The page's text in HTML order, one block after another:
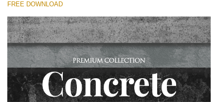
Small 800*533px
Concrete Textures
(30 Overlays)
Large 6000*4000px
Entire Collection
FREE DOWNLOAD